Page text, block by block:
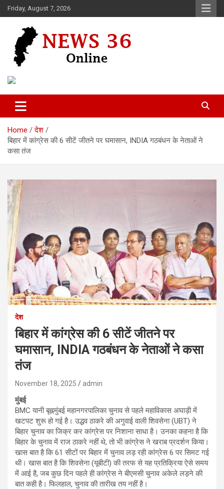
Skip
to
Friday, August 7, 2026
News 36
Home
देश
बिहार में कांग्रेस की 6 सीटें जीतने पर घमासान, INDIA गठबंधन के नेताओं ने
कसा तंज
देश
बिहार में कांग्रेस की 6 सीटें जीतने पर
घमासान, INDIA गठबंधन के नेताओं ने कसा
तंज
November 18, 2025 admin
मुंबई
BMC यानी बृह्नमुंबई महानगरपालिका चुनाव से पहले महाविकास अघाड़ी में
खटपट शुरू हो गई है। उद्धव ठाकरे की अगुवाई वाली शिवसेना (UBT) ने
बिहार चुनाव का जिक्र कर कांग्रेस पर निशाना साधा है। उनका कहना है कि
बिहार के चुनाव में राज ठाकरे नहीं थे, तो भी कांग्रेस ने खराब प्रदर्शन किया।
खास बात है कि 61 सीटों पर बिहार में चुनाव लड़ रही कांग्रेस 6 पर सिमट गई
थी। खास बात है कि शिवसेना (यूबीटी) की तरफ से यह प्रतिक्रिया ऐसे समय
में आई है, जब कुछ दिन पहले ही कांग्रेस ने बीएमसी चुनाव अकेले लड़ने की
बात कही है। फिलहाल, चुनाव की तारीख तय नहीं है।